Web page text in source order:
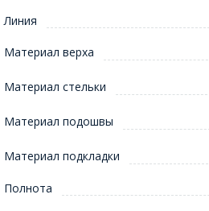
Линия
Материал верха
Материал стельки
Материал подошвы
Материал подкладки
Полнота